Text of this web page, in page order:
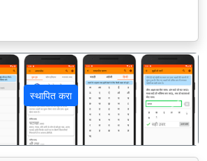
स्थापित करा
अगला